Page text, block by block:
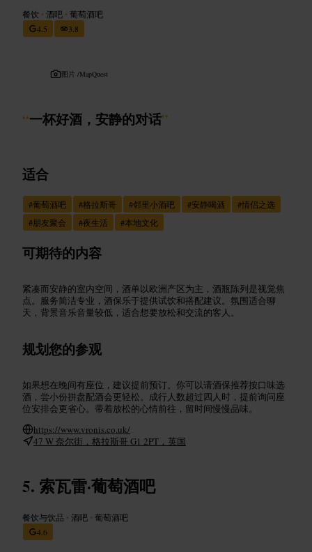
餐饮 •酒吧 •葡萄酒吧
4.5
3.8
图片 /MapQuest
“一杯好酒，安静的对话”
适合
#葡萄酒吧 #格拉斯哥 #邻里小酒吧 #安静喝酒 #情侣之选
#朋友聚会 #夜生活 #本地文化
可期待的内容
紧凑而安静的室内空间，酒单以欧洲产区为主，酒瓶陈列是视觉焦
点。服务简洁专业，酒保乐于提供试饮和搭配建议。氛围适合聊
天，背景音乐音量较低，适合想要放松和交流的客人。
规划您的参观
如果想在晚间有座位，建议提前预订。你可以请酒保推荐按口味选
酒，尝小份拼盘配酒会更轻松。成行人数超过四人时，提前询问座
位安排会更省心。带着放松的心情前往，留时间慢慢品味。
https://www.vronis.co.uk/
47 W 奈尔街，格拉斯哥 G1 2PT，英国
索瓦雷·葡萄酒吧
餐饮与饮品 •酒吧 •葡萄酒吧
4.6